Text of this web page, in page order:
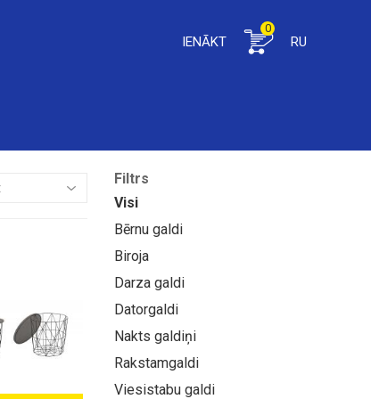
IENĀKT
0
RU
Filtrs
Visi
Bērnu galdi
Biroja
Darza galdi
Datorgaldi
Nakts galdiņi
Rakstamgaldi
Viesistabu galdi